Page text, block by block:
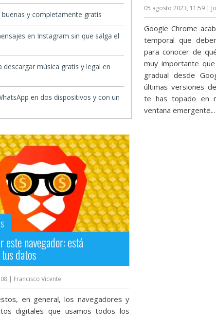
buenas y completamente gratis
en Instagram sin que salga el
descargar música gratis y legal en
en dos dispositivos y con un
05 agosto 2023, 11:59 |
Google Chrome
temporal que
para conocer de
muy importante
gradual desde
últimas versiones
te has topado en
ventana emergente...
este navegador: está
datos
| Francisco Vicente
en general, los navegadores y
digitales que usamos todos los